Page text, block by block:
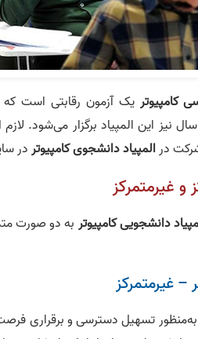
کامپیوتر یک آزمون رقابتی است
نیز این المپیاد برگزار می‌شود.
درالمپیاد دانشجوی کامپیوتردر
و غیرمتمرکز
دانشجویی کامپیوتر به دو صورت
– غیرمتمرکز